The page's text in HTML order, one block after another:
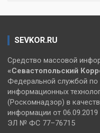
SEVKOR.RU
Средство массовой
«Севастопольский
Федеральной службой по
информационных
(Роскомнадзор) в
информации от 06.09.2019
ЭЛ № ФС 77–76715